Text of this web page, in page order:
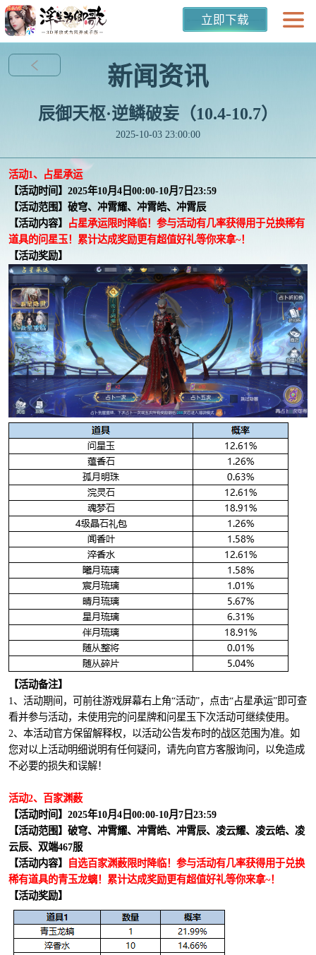
立即下载
新闻资讯
辰御天枢·逆鳞破妄（10.4-10.7）
2025-10-03 23:00:00
活动1、占星承运
【活动时间】2025年10月4日00:00-10月7日23:59
【活动范围】破穹、冲霄耀、冲霄皓、冲霄辰
【活动内容】
占星承运限时降临！参与活动有几率获得用于兑换稀有
道具的问星玉！累计达成奖励更有超值好礼等你来拿~！
【活动奖励】
【活动备注】
1、活动期间，可前往游戏屏幕右上角“活动”，点击“占星承运”即可查
看并参与活动，未使用完的问星牌和问星玉下次活动可继续使用。
2、本活动官方保留解释权，以活动公告发布时的战区范围为准。如
您对以上活动明细说明有任何疑问，请先向官方客服询问，以免造成
不必要的损失和误解！
活动2、百家渊薮
【活动时间】2025年10月4日00:00-10月7日23:59
【活动范围】破穹、冲霄耀、冲霄皓、冲霄辰、凌云耀、凌云皓、凌
云辰、双端467服
【活动内容】
自选百家渊薮限时降临！参与活动有几率获得用于兑换
稀有道具的青玉龙螭！累计达成奖励更有超值好礼等你来拿~！
【活动奖励】